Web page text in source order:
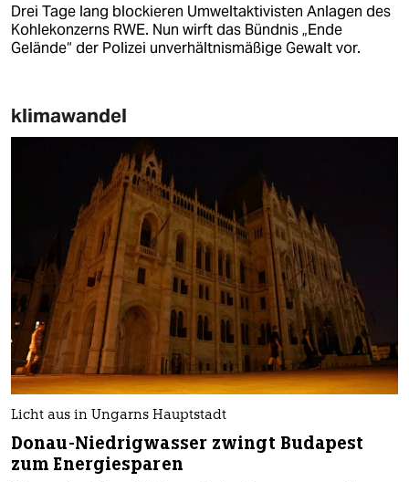
Drei Tage lang blockieren Umweltaktivisten Anlagen des
Kohlekonzerns RWE. Nun wirft das Bündnis „Ende
Gelände“ der Polizei unverhältnismäßige Gewalt vor.
klimawandel
Licht aus in Ungarns Hauptstadt
Donau-Niedrigwasser zwingt Budapest
zum Energiesparen